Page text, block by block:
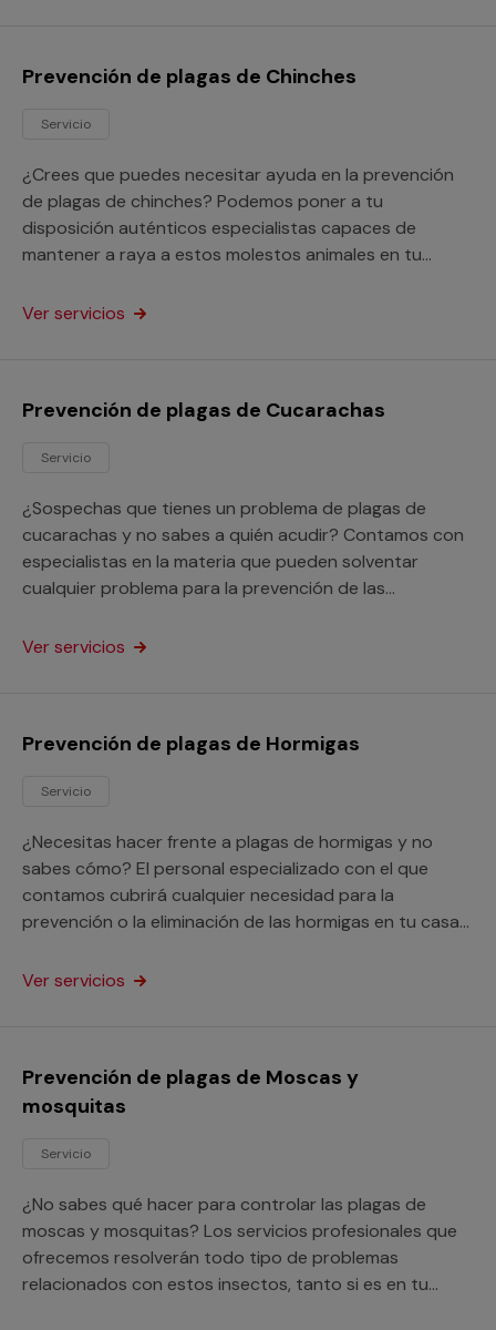
Prevención de plagas de Chinches
Servicio
¿Crees que puedes necesitar ayuda en la prevención
de plagas de chinches? Podemos poner a tu
disposición auténticos especialistas capaces de
mantener a raya a estos molestos animales en tu
Ver servicios
Prevención de plagas de Cucarachas
Servicio
¿Sospechas que tienes un problema de plagas de
cucarachas y no sabes a quién acudir? Contamos con
especialistas en la materia que pueden solventar
cualquier problema para la prevención de las
Ver servicios
Prevención de plagas de Hormigas
Servicio
¿Necesitas hacer frente a plagas de hormigas y no
sabes cómo? El personal especializado con el que
contamos cubrirá cualquier necesidad para la
prevención o la eliminación de las hormigas en tu casa
Ver servicios
Prevención de plagas de Moscas y
mosquitas
Servicio
¿No sabes qué hacer para controlar las plagas de
moscas y mosquitas? Los servicios profesionales que
ofrecemos resolverán todo tipo de problemas
relacionados con estos insectos, tanto si es en tu